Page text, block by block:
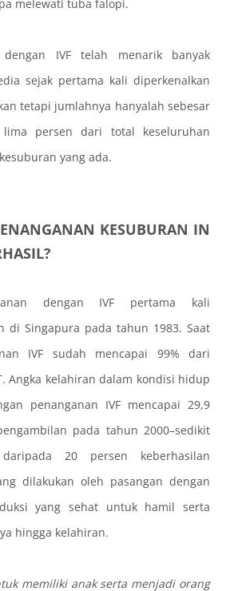
melewati tuba falopi.
dengan IVF telah menarik banyak
sejak pertama kali diperkenalkan
tetapi jumlahnya hanyalah sebesar
persen dari total keseluruhan
yang ada.
KESUBURAN IN
dengan IVF pertama kali
di Singapura pada tahun 1983. Saat
IVF sudah mencapai 99% dari
Angka kelahiran dalam kondisi hidup
penanganan IVF mencapai 29,9
pada tahun 2000–sedikit
20 persen keberhasilan
dilakukan oleh pasangan dengan
yang sehat untuk hamil serta
hingga kelahiran.
memiliki anak serta menjadi orang